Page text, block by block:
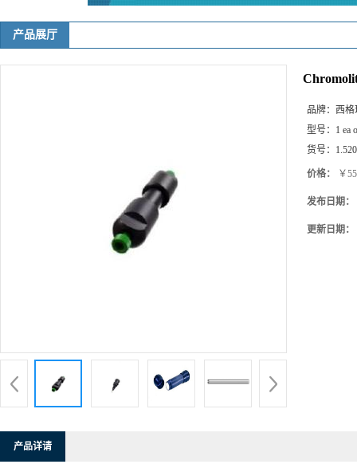
产品展厅
品牌： 西格
型号： 1 ea
货号：
价格： ￥
发布日期：
更新日期：
产品详请